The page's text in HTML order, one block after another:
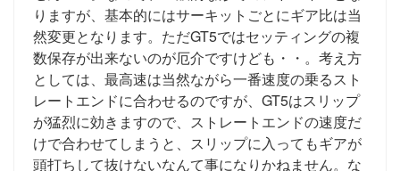
りますが、基本的にはサーキットごとにギア比は当
然変更となります。ただGT5ではセッティングの複
数保存が出来ないのが厄介ですけども・・。考え方
としては、最高速は当然ながら一番速度の乗るスト
レートエンドに合わせるのですが、GT5はスリップ
が猛烈に効きますので、ストレートエンドの速度だ
けで合わせてしまうと、スリップに入ってもギアが
頭打ちして抜けないなんて事になりかねません。な